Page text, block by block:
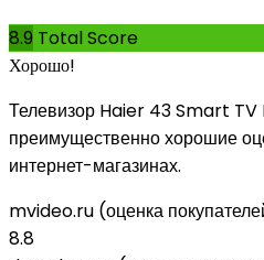
8.9 Total Score
Хорошо!
Телевизор Haier 43 Smart TV
преимущественно хорошие
интернет-магазинах.
mvideo.ru (оценка
8.8